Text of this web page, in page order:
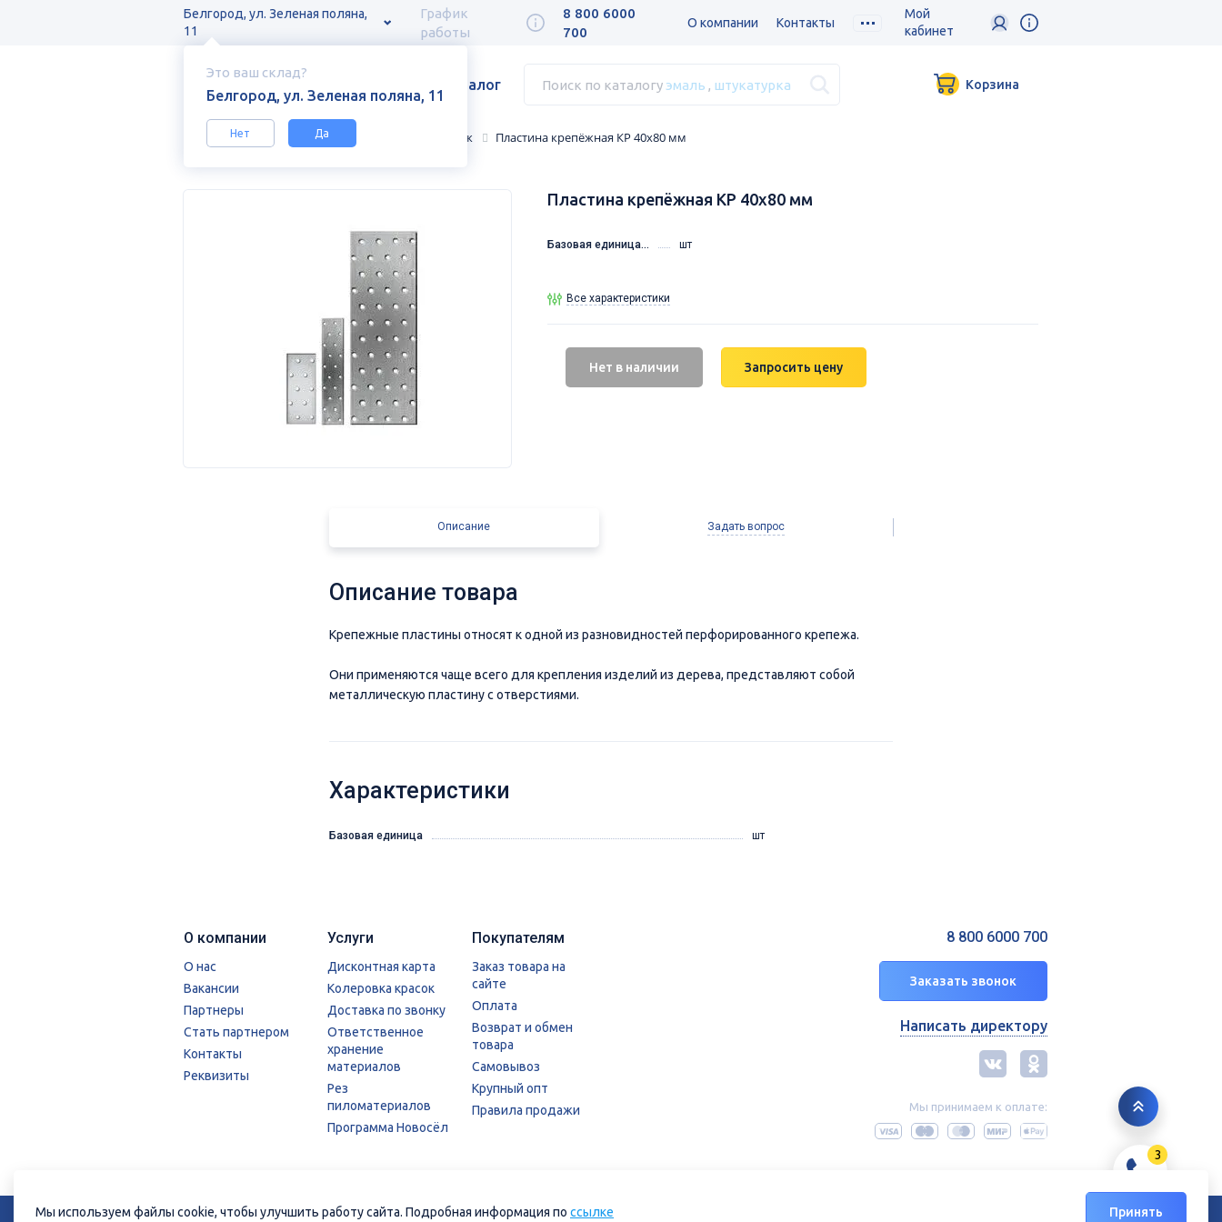
Это ваш склад?
Белгород, ул. Зеленая поляна, 11
Нет Да
Белгород, ул. Зеленая поляна,
11
График
работы
8 800 6000
700
О компании Контакты
Мой
кабинет
Каталог Поиск по каталогу эмаль штукатурка Корзина
Перфорированный крепёж Пластина крепёжная КР 40х80 мм
Пластина крепёжная КР 40х80 мм
Базовая единица... шт
Все характеристики
Нет в наличии Запросить цену
Описание Задать вопрос
Описание товара
Крепежные пластины относят к одной из разновидностей перфорированного крепежа.
Они применяются чаще всего для крепления изделий из дерева, представляют собой
металлическую пластину с отверстиями.
Характеристики
Базовая единица шт
О компании
О нас
Вакансии
Партнеры
Стать партнером
Контакты
Реквизиты
Услуги
Дисконтная карта
Колеровка красок
Доставка по звонку
Ответственное
хранение
материалов
Рез
пиломатериалов
Программа Новосёл
Покупателям
Заказ товара на
сайте
Оплата
Возврат и обмен
товара
Самовывоз
Крупный опт
Правила продажи
8 800 6000 700
Заказать звонок
Написать директору
Мы принимаем к оплате:
Политика
3
Мы используем файлы cookie, чтобы улучшить работу сайта. Подробная информация по ссылке Принять